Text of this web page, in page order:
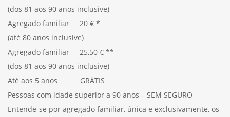
(dos 81 aos 90 anos inclusive)
Agregado familiar 20 € *
(até 80 anos inclusive)
Agregado familiar 25,50 € **
(dos 81 aos 90 anos inclusive)
Até aos 5 anos GRÁTIS
Pessoas com idade superior a 90 anos – SEM SEGURO
Entende-se por agregado familiar, única e exclusivamente, os